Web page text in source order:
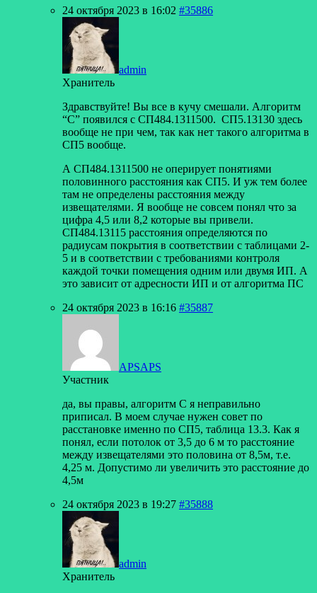
24 октября 2023 в 16:02 #35886
admin
Хранитель
Здравствуйте! Вы все в кучу смешали. Алгоритм
“С” появился с СП484.1311500. СП5.13130 здесь
вообще не при чем, так как нет такого алгоритма в
СП5 вообще.
А СП484.1311500 не оперирует понятиями
половинного расстояния как СП5. И уж тем более
там не определены расстояния между
извещателями. Я вообще не совсем понял что за
цифра 4,5 или 8,2 которые вы привели.
СП484.13115 расстояния определяются по
радиусам покрытия в соответствии с таблицами 2-
5 и в соответствии с требованиями контроля
каждой точки помещения одним или двумя ИП. А
это зависит от адресности ИП и от алгоритма ПС
24 октября 2023 в 16:16 #35887
APSAPS
Участник
да, вы правы, алгоритм С я неправильно
приписал. В моем случае нужен совет по
расстановке именно по СП5, таблица 13.3. Как я
понял, если потолок от 3,5 до 6 м то расстояние
между извещателями это половина от 8,5м, т.е.
4,25 м. Допустимо ли увеличить это расстояние до
4,5м
24 октября 2023 в 19:27 #35888
admin
Хранитель